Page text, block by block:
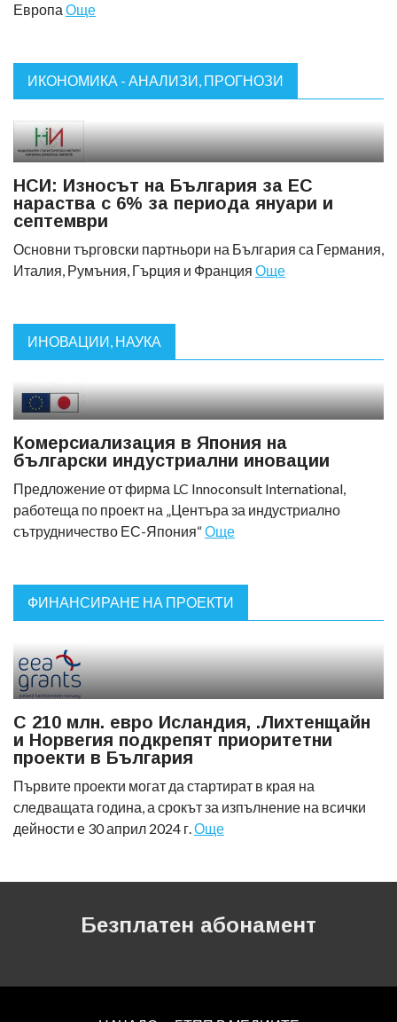
Европа Още
ИКОНОМИКА - АНАЛИЗИ, ПРОГНОЗИ
НСИ: Износът на България за ЕС
нараства с 6% за периода януари и
септември
Основни търговски партньори на България са Германия,
Италия, Румъния, Гърция и Франция Още
ИНОВАЦИИ, НАУКА
Комерсиализация в Япония на
български индустриални иновации
Предложение от фирма LC Innoconsult International,
работеща по проект на „Центъра за индустриално
сътрудничество ЕС-Япония“Още
ФИНАНСИРАНЕ НА ПРОЕКТИ
С 210 млн. eвро Исландия, .Лихтенщайн
и Норвегия подкрепят приоритетни
проекти в България
Първите проекти могат да стартират в края на
следващата година, а срокът за изпълнение на всички
дейности е 30 април 2024 г.Още
Безплатен абонамент